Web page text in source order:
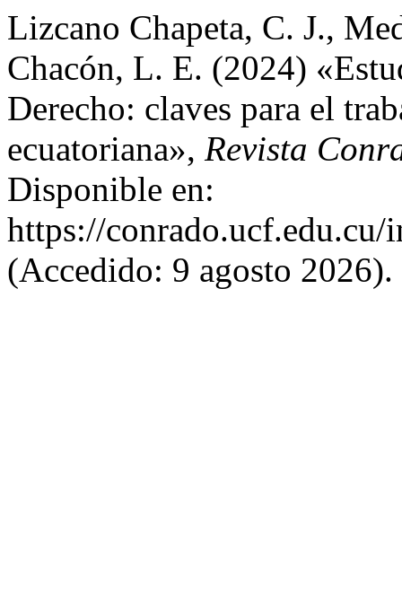
Lizcano Chapeta, C. J.,
Chacón, L. E. (2024)
Derecho: claves para el
ecuatoriana», Revista
Disponible en:
https://
(Accedido: 9 agosto 2026).